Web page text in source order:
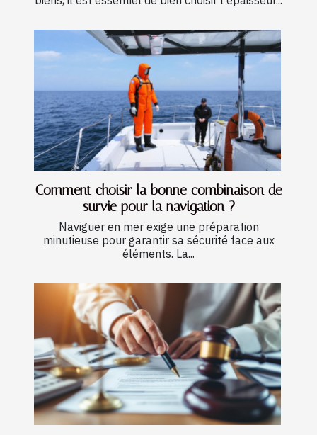
Comment choisir la bonne combinaison de
survie pour la navigation ?
Naviguer en mer exige une préparation
minutieuse pour garantir sa sécurité face aux
éléments. La...